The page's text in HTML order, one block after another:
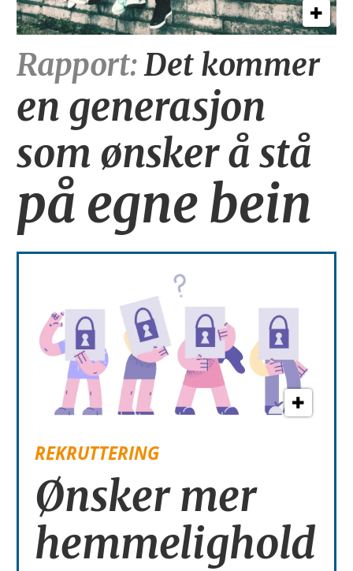
Rapport:Det kommer
en generasjon
som ønsker å stå
på egne bein
REKRUTTERING
Ønsker mer
hemmelighold